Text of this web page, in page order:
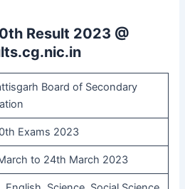
Result 2023 @
Board of Secondary
Exams 2023
to 24th March 2023